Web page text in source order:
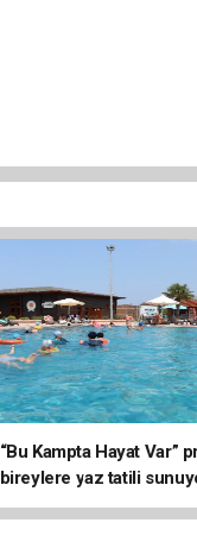
“Bu Kampta Hayat Var”
bireylere yaz tatili